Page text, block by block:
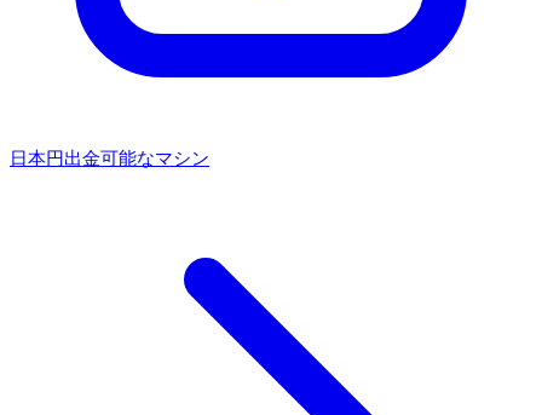
日本円出金可能なマシン